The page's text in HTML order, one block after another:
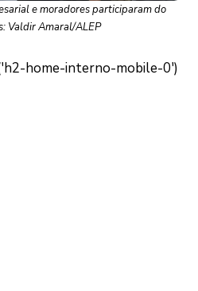
e moradores participaram do
Valdir Amaral/ALEP